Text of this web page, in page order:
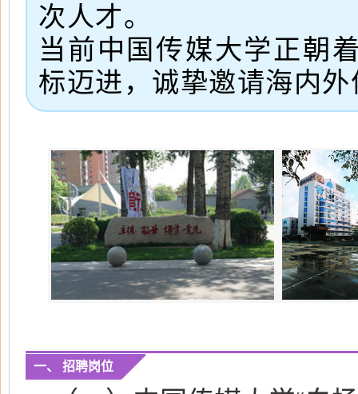
次人才。
当前中国传媒大学正朝
标迈进，诚挚邀请海内
一、 招聘岗位